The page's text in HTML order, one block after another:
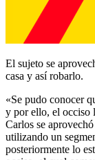
El sujeto se
casa y así robarlo.
«Se pudo conocer
y por ello, el occiso
Carlos se
utilizando un
posteriormente lo